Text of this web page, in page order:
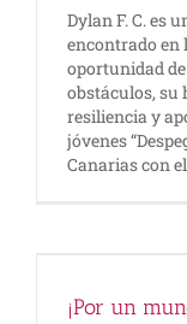
Dylan F. C. es
encontrado en
oportunidad
obstáculos, su
resiliencia y
jóvenes
Canarias con
¡Por un